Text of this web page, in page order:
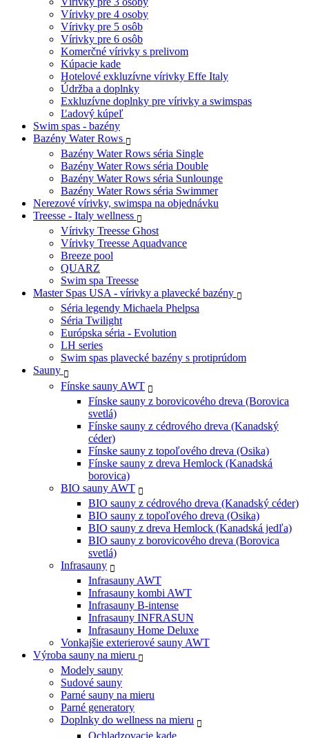
Vírivky pre 4 osoby
Vírivky pre 5 osôb
Vírivky pre 6 osôb
Komerčné vírivky s prelivom
Kúpacie kade
Hotelové exkluzívne vírivky Effe Italy
Údržba a doplnky
Exkluzívne doplnky pre vírivky a swimspas
Ľadový kúpeľ
Swim spas - bazény
Bazény Water Rows
Bazény Water Rows séria Single
Bazény Water Rows séria Double
Bazény Water Rows séria Sunlounge
Bazény Water Rows séria Swimmer
Nerezové vírivky, swimspa na objednávku
Treesse - Italy wellness
Vírivky Treesse Ghost
Vírivky Treesse Aquadvance
Breeze pool
QUARZ
Swim spa Treesse
Master Spas USA - vírivky a plavecké bazény
Séria legendy Michaela Phelpsa
Séria Twilight
Európska séria - Evolution
LH series
Swim spas plavecké bazény s protiprúdom
Sauny
Fínske sauny AWT
Fínske sauny z borovicového dreva (Borovica
svetlá)
Fínske sauny z cédrového dreva (Kanadský
céder)
Fínske sauny z topoľového dreva (Osika)
Fínske sauny z dreva Hemlock (Kanadská
borovica)
BIO sauny AWT
BIO sauny z cédrového dreva (Kanadský céder)
BIO sauny z topoľového dreva (Osika)
BIO sauny z dreva Hemlock (Kanadská jedľa)
BIO sauny z borovicového dreva (Borovica
svetlá)
Infrasauny
Infrasauny AWT
Infrasauny kombi AWT
Infrasauny B-intense
Infrasauny INFRASUN
Infrasauny Home Deluxe
Vonkajšie exterierové sauny AWT
Výroba sauny na mieru
Modely sauny
Sudové sauny
Parné sauny na mieru
Parné generatory
Doplnky do wellness na mieru
Ochladzovacie kade